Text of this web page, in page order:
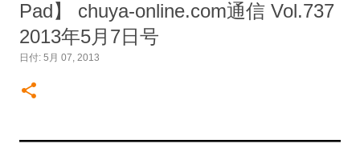
Pad】 chuya-online.com通信 Vol.737
2013年5月7日号
日付: 5月 07, 2013
━━━━━━━━━━━━━━━━━━━━━━━━━